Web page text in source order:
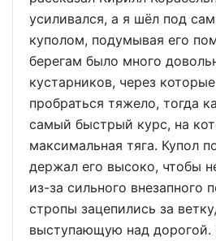
усиливался, а я шёл под
куполом, подумывая его
берегам было много
кустарников, через
пробраться тяжело, тогда
самый быстрый курс, на
максимальная тяга. Купол
держал его высоко, чтобы
из-за сильного внезапного
стропы зацепились за
выступающую над дорогой.